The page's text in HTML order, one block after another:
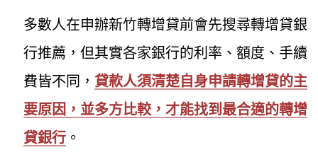
多數人在申辦新竹轉增貸前會先搜尋轉增貸銀
行推薦，但其實各家銀行的利率、額度、手續
費皆不同，貸款人須清楚自身申請轉增貸的主
要原因，並多方比較，才能找到最合適的轉增
貸銀行 。